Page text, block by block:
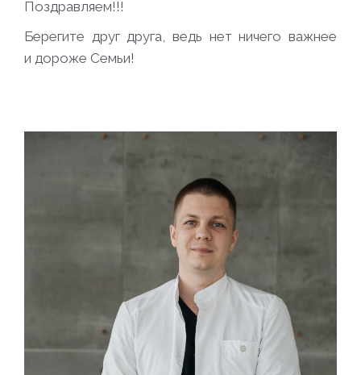
Поздравляем!!!
Берегите друг друга, ведь нет ничего важнее
и дороже Семьи!